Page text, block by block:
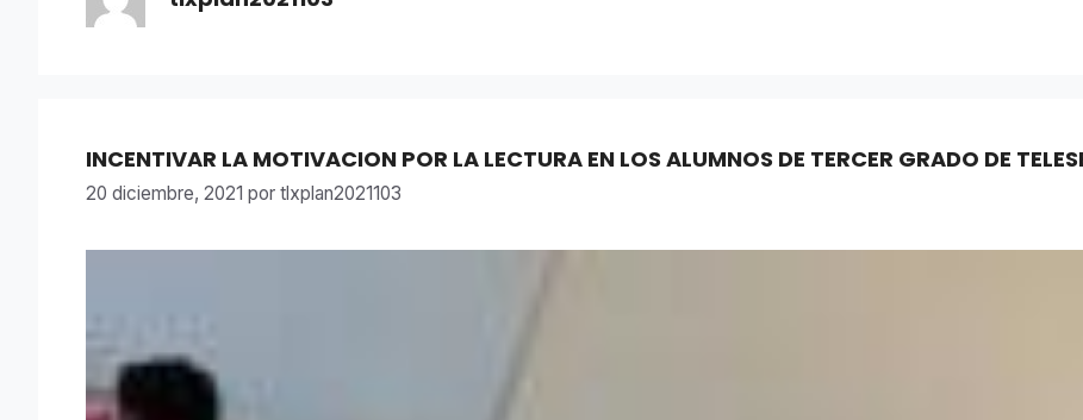
INCENTIVAR LA MOTIVACION POR LA LECTURA EN LOS ALUMNOS DE TERCER GRADO DE
20 diciembre, 2021 por tlxplan2021103